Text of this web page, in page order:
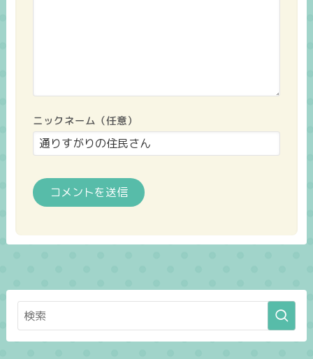
ニックネーム（任意）